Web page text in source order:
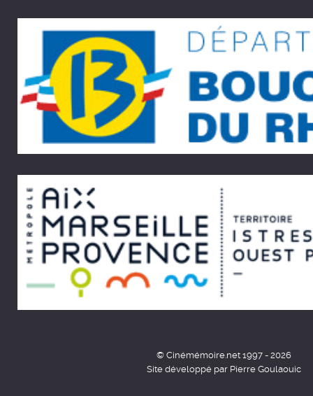
© Cinémémoire.net 1997 - 2026
Site développé par Pierre Goulaouic